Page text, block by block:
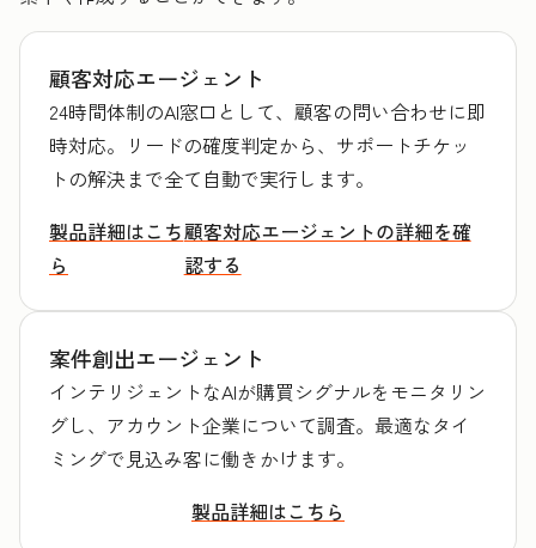
顧客対応エージェント
24時間体制のAI窓口として、顧客の問い合わせに即
時対応。リードの確度判定から、サポートチケッ
トの解決まで全て自動で実行します。
製品詳細はこち
ら
顧客対応エージェントの詳細を確
認する
案件創出エージェント
インテリジェントなAIが購買シグナルをモニタリン
グし、アカウント企業について調査。最適なタイ
ミングで見込み客に働きかけます。
製品詳細はこちら